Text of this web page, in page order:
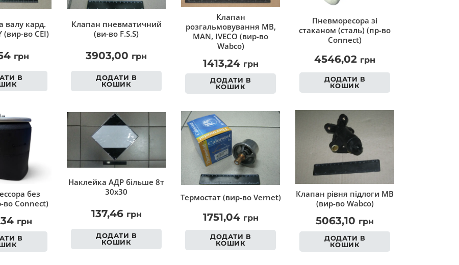
валу кард.
(вир-во CEI)
грн
В
Клапан пневматичний
(ви-во F.S.S)
3903,00 грн
ДОДАТИ В
КОШИК
Клапан
розгальмовування MB,
MAN, IVECO (вир-во
Wabco)
1413,24 грн
ДОДАТИ В
КОШИК
Пневморесора зі
стаканом (сталь) (пр-во
Connect)
4546,02 грн
ДОДАТИ В
КОШИК
без
во Connect)
грн
В
Наклейка АДР більше 8т
30х30
137,46 грн
ДОДАТИ В
КОШИК
Термостат (вир-во Vernet)
1751,04 грн
ДОДАТИ В
КОШИК
Клапан рівня підлоги MB
(вир-во Wabco)
5063,10 грн
ДОДАТИ В
КОШИК